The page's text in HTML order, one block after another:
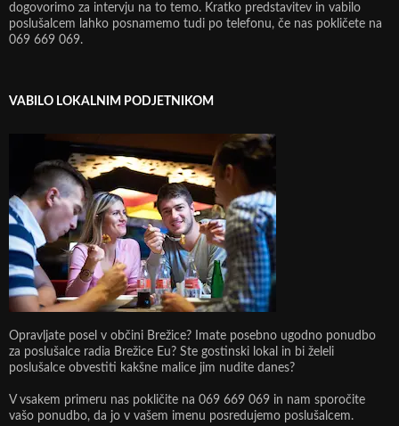
dogovorimo za intervju na to temo. Kratko predstavitev in vabilo
poslušalcem lahko posnamemo tudi po telefonu, če nas pokličete na
069 669 069.
VABILO LOKALNIM PODJETNIKOM
Opravljate posel v občini Brežice? Imate posebno ugodno ponudbo
za poslušalce radia Brežice Eu? Ste gostinski lokal in bi želeli
poslušalce obvestiti kakšne malice jim nudite danes?
V vsakem primeru nas pokličite na 069 669 069 in nam sporočite
vašo ponudbo, da jo v vašem imenu posredujemo poslušalcem.